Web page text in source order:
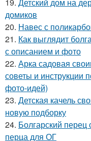
домиков
20. Навес с
21. Как выглядит
с описанием и фото
22. Арка садовая
советы и инструкции
фото-идей)
23. Детская качель
новую подборку
24. Болгарский перец
перца для ОГ